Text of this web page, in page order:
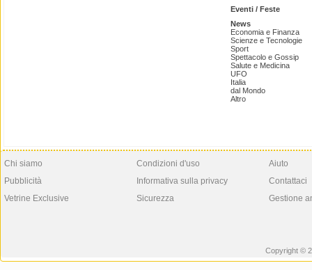
Eventi / Feste
News
Economia e Finanza
Scienze e Tecnologie
Sport
Spettacolo e Gossip
Salute e Medicina
UFO
Italia
dal Mondo
Altro
Chi siamo
Pubblicità
Vetrine Exclusive
Condizioni d'uso
Informativa sulla privacy
Sicurezza
Aiuto
Contattaci
Gestione
Copyright ©